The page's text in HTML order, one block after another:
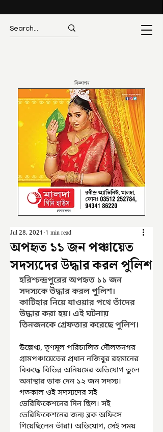
বিজ্ঞাপন
অপহৃত ১১ জন পঞ্চায়েত
সদস্যদের উদ্ধার করল পুলিশ
Jul 28, 2021 1 min read
হরিশ্চন্দ্রপুরের অপহৃত ১১ জন
সদস্যকে উদ্ধার করল পুলিশ।
কাটিহার নিয়ে যাওয়ার পথে তাঁদের
উদ্ধার করা হয়। এই ঘটনায়
তিনজনকে গ্রেফতার করেছে পুলিশ।
উল্লেখ্য, তৃণমূল পরিচালিত দৌলতনগর
গ্রামপঞ্চায়েতের প্রধান নজিবুর রহমানের
বিরুদ্ধে বিভিন্ন অনিয়মের অভিযোগ তুলে
অনাস্থার ডাক দেন ১২ জন সদস্য।
গতকাল ওই সদস্যদের সই
ভেরিফিকেশনের দিন ছিল। সই
ভেরিফিকেশনের জন্য ব্লক অফিসে
গিয়েছিলেন তাঁরা। অভিযোগ, সেই সময়